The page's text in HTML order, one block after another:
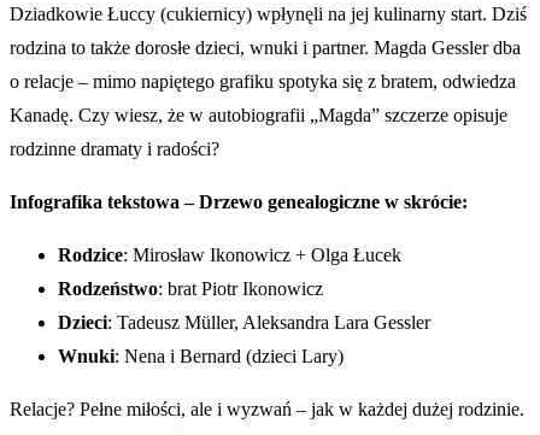
Dziadkowie Łuccy (cukiernicy) wpłynęli na jej kulinarny start. Dziś
rodzina to także dorosłe dzieci, wnuki i partner. Magda Gessler dba
o relacje – mimo napiętego grafiku spotyka się z bratem, odwiedza
Kanadę. Czy wiesz, że w autobiografii „Magda” szczerze opisuje
rodzinne dramaty i radości?
Infografika tekstowa – Drzewo genealogiczne w skrócie:
Rodzice: Mirosław Ikonowicz + Olga Łucek
Rodzeństwo: brat Piotr Ikonowicz
Dzieci: Tadeusz Müller, Aleksandra Lara Gessler
Wnuki: Nena i Bernard (dzieci Lary)
Relacje? Pełne miłości, ale i wyzwań – jak w każdej dużej rodzinie.